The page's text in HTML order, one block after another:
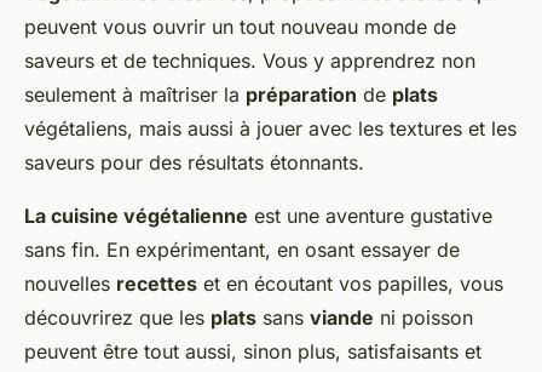
peuvent vous ouvrir un tout nouveau monde de
saveurs et de techniques. Vous y apprendrez non
seulement à maîtriser la préparation de plats
végétaliens, mais aussi à jouer avec les textures et les
saveurs pour des résultats étonnants.
La cuisine végétalienne est une aventure gustative
sans fin. En expérimentant, en osant essayer de
nouvelles recettes et en écoutant vos papilles, vous
découvrirez que les plats sans viande ni poisson
peuvent être tout aussi, sinon plus, satisfaisants et